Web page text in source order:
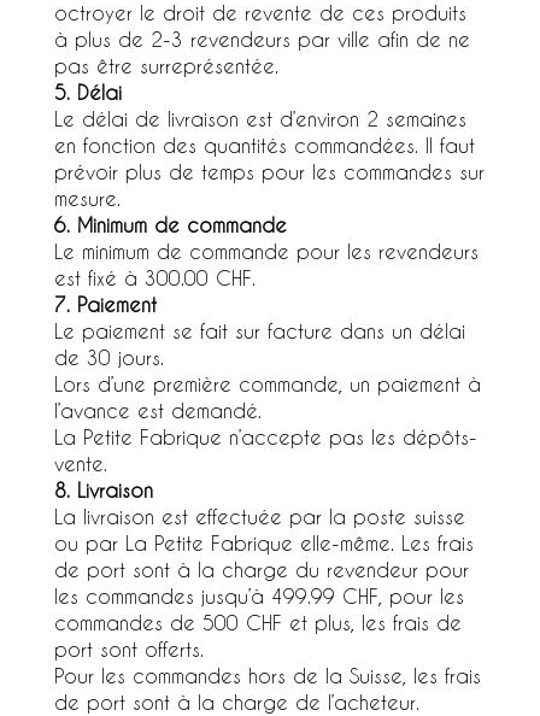
octroyer le droit de revente de ces produits
à plus de 2-3 revendeurs par ville afin de ne
pas être surreprésentée.
5. Délai
Le délai de livraison est d’environ 2 semaines
en fonction des quantités commandées. Il faut
prévoir plus de temps pour les commandes sur
mesure.
6. Minimum de commande
Le minimum de commande pour les revendeurs
est fixé à 300.00 CHF.
7. Paiement
Le paiement se fait sur facture dans un délai
de 30 jours.
Lors d’une première commande, un paiement à
l’avance est demandé.
La Petite Fabrique n’accepte pas les dépôts-
vente.
8. Livraison
La livraison est effectuée par la poste suisse
ou par La Petite Fabrique elle-même. Les frais
de port sont à la charge du revendeur pour
les commandes jusqu’à 499.99 CHF, pour les
commandes de 500 CHF et plus, les frais de
port sont offerts.
Pour les commandes hors de la Suisse, les frais
de port sont à la charge de l’acheteur.